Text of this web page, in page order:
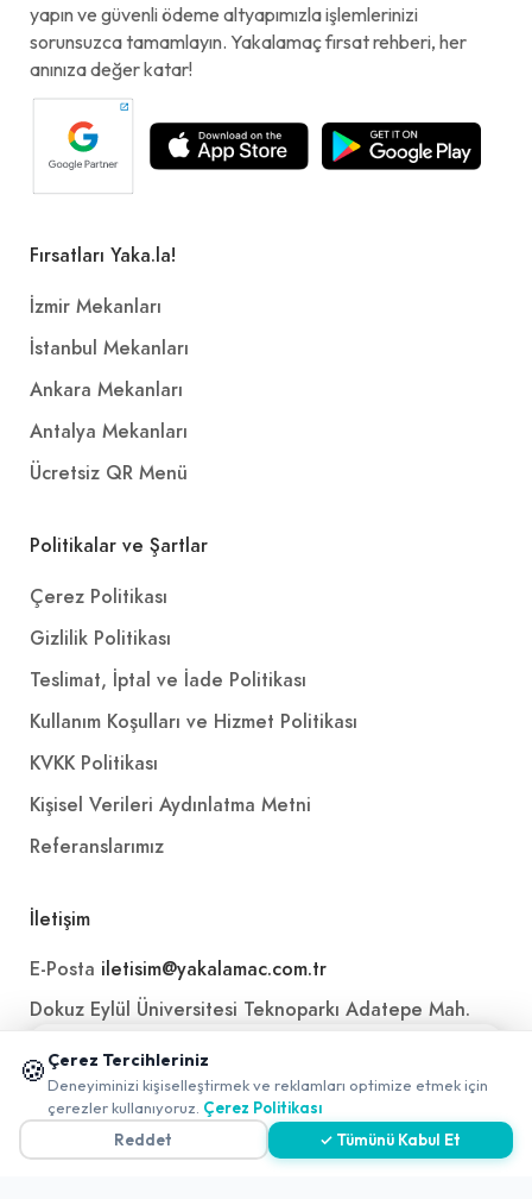
yapın ve güvenli ödeme altyapımızla işlemlerinizi
sorunsuzca tamamlayın. Yakalamaç fırsat rehberi, her
anınıza değer katar!
Fırsatları Yaka.la!
İzmir Mekanları
İstanbul Mekanları
Ankara Mekanları
Antalya Mekanları
Ücretsiz QR Menü
Politikalar ve Şartlar
Çerez Politikası
Gizlilik Politikası
Teslimat, İptal ve İade Politikası
Kullanım Koşulları ve Hizmet Politikası
KVKK Politikası
Kişisel Verileri Aydınlatma Metni
Referanslarımız
İletişim
E-Posta iletisim@yakalamac.com.tr
Dokuz Eylül Üniversitesi Teknoparkı Adatepe Mah.
Doğuş Cad. No:207 Z İç Kapı No:1 Buca/İzmir
🍪 Çerez Tercihleriniz
Deneyiminizi kişiselleştirmek ve reklamları optimize etmek için
çerezler kullanıyoruz. Çerez Politikası
Reddet
✓ Tümünü Kabul Et
📱 Mobil uygulamamızı keşfedin!
✖